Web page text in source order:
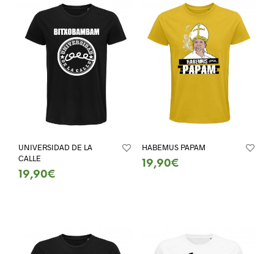
UNIVERSIDAD DE LA
CALLE
19,90€
HABEMUS PAPAM
19,90€